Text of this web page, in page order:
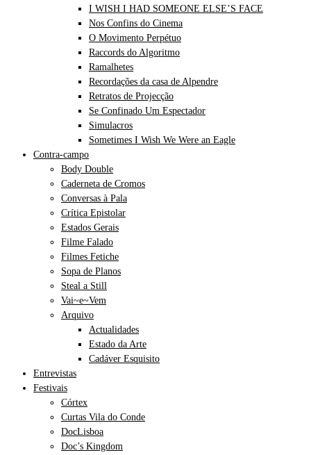
I WISH I HAD SOMEONE ELSE’S FACE
Nos Confins do Cinema
O Movimento Perpétuo
Raccords do Algoritmo
Ramalhetes
Recordações da casa de Alpendre
Retratos de Projecção
Se Confinado Um Espectador
Simulacros
Sometimes I Wish We Were an Eagle
Contra-campo
Body Double
Caderneta de Cromos
Conversas à Pala
Crítica Epistolar
Estados Gerais
Filme Falado
Filmes Fetiche
Sopa de Planos
Steal a Still
Vai~e~Vem
Arquivo
Actualidades
Estado da Arte
Cadáver Esquisito
Entrevistas
Festivais
Córtex
Curtas Vila do Conde
DocLisboa
Doc’s Kingdom